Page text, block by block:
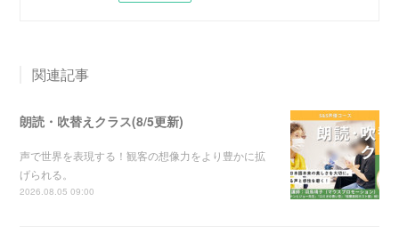
関連記事
朗読・吹替えクラス(8/5更新)
声で世界を表現する！観客の想像力をより豊かに拡
げられる。
2026.08.05 09:00